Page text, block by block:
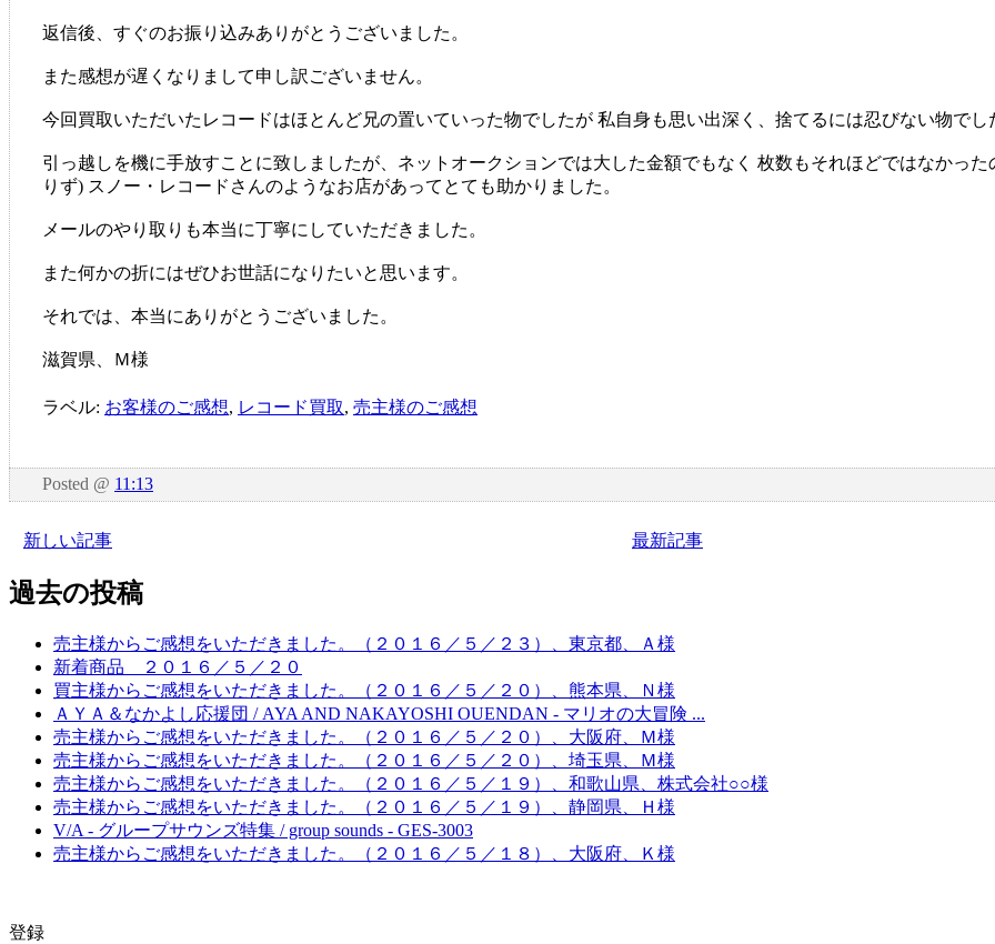
返信後、すぐのお振り込みありがとうございました。
また感想が遅くなりまして申し訳ございません。
今回買取いただいたレコードはほとんど兄の置いていった物でしたが 私自身も思い出深く、捨てるには忍びない物でし
引っ越しを機に手放すことに致しましたが、ネットオークションでは大した金額でもなく 枚数もそれほどではなかっ
りず) スノー・レコードさんのようなお店があってとても助かりました。
メールのやり取りも本当に丁寧にしていただきました。
また何かの折にはぜひお世話になりたいと思います。
それでは、本当にありがとうございました。
滋賀県、Ｍ様
ラベル: お客様のご感想, レコード買取, 売主様のご感想
Posted @ 11:13
新しい記事 最新記事
過去の投稿
売主様からご感想をいただきました。（２０１６／５／２３）、東京都、Ａ様
新着商品 ２０１６／５／２０
買主様からご感想をいただきました。（２０１６／５／２０）、熊本県、Ｎ様
ＡＹＡ＆なかよし応援団 / AYA AND NAKAYOSHI OUENDAN - マリオの大冒険 ...
売主様からご感想をいただきました。（２０１６／５／２０）、大阪府、Ｍ様
売主様からご感想をいただきました。（２０１６／５／２０）、埼玉県、Ｍ様
売主様からご感想をいただきました。（２０１６／５／１９）、和歌山県、株式会社○○様
売主様からご感想をいただきました。（２０１６／５／１９）、静岡県、Ｈ様
V/A - グループサウンズ特集 / group sounds - GES-3003
売主様からご感想をいただきました。（２０１６／５／１８）、大阪府、Ｋ様
登録